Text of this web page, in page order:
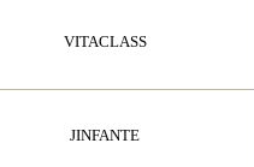
VITACLASS
JINFANTE